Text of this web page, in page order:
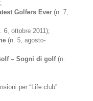
Golfers Ever (n. 7,
6, ottobre 2011);
(n. 5, agosto-
– Sogni di golf(n.
per “Life club”